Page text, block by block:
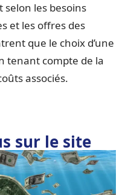
selon les besoins
et les offres des
que le choix d’une
tenant compte de la
associés.
sur le site